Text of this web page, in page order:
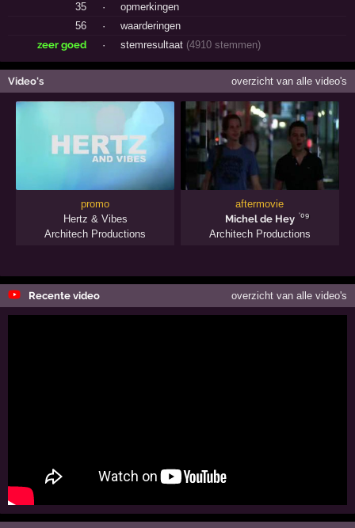
35
·
opmerkingen
56
·
waarderingen
zeer goed
· stemresultaat (4910 stemmen)
Video's overzicht van alle video's
promo
Hertz & Vibes
Architech Productions
aftermovie
Michel de Hey '09
Architech Productions
Recente video overzicht van alle video's